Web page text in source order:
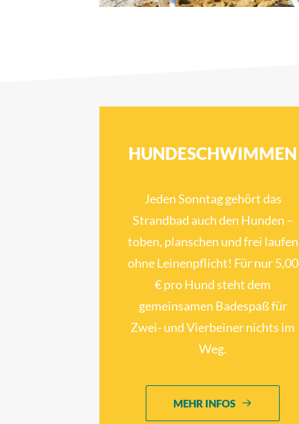
HUNDESCHWIMMEN
Jeden Sonntag gehört das
Strandbad auch den Hunden –
toben, planschen und frei laufen
ohne Leinenpflicht! Für nur 5,00
€ pro Hund steht dem
gemeinsamen Badespaß für
Zwei- und Vierbeiner nichts im
Weg.
MEHR INFOS